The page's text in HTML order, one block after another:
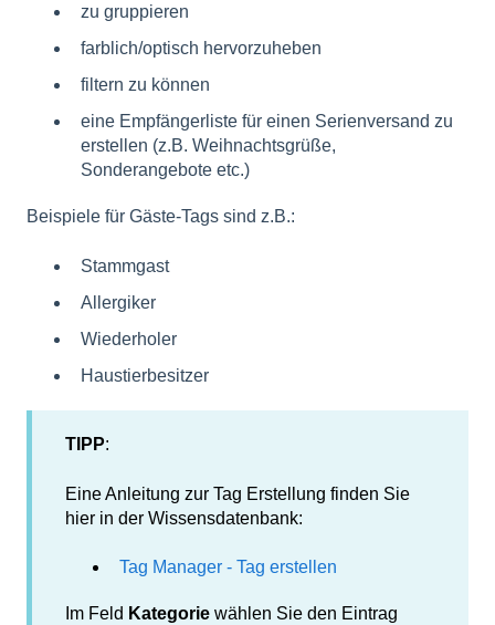
zu gruppieren
farblich/optisch hervorzuheben
filtern zu können
eine Empfängerliste für einen Serienversand zu
erstellen (z.B. Weihnachtsgrüße,
Sonderangebote etc.)
Beispiele für Gäste-Tags sind z.B.:
Stammgast
Allergiker
Wiederholer
Haustierbesitzer
TIPP:
Eine Anleitung zur Tag Erstellung finden Sie
hier in der Wissensdatenbank:
Tag Manager - Tag erstellen
Im Feld Kategorie wählen Sie den Eintrag